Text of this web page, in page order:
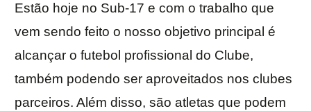
Estão hoje no Sub-17 e com o trabalho que
vem sendo feito o nosso objetivo principal é
alcançar o futebol profissional do Clube,
também podendo ser aproveitados nos clubes
parceiros. Além disso, são atletas que podem